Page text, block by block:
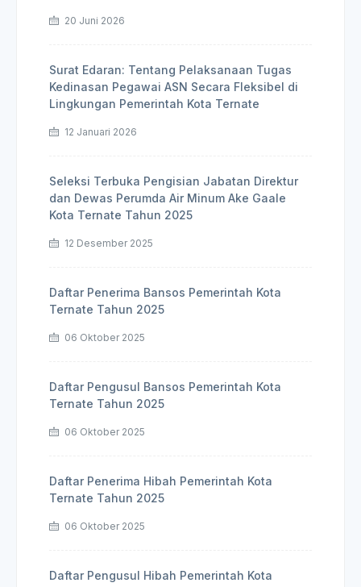
20 Juni 2026
Surat Edaran: Tentang Pelaksanaan Tugas
Kedinasan Pegawai ASN Secara Fleksibel di
Lingkungan Pemerintah Kota Ternate
12 Januari 2026
Seleksi Terbuka Pengisian Jabatan Direktur
dan Dewas Perumda Air Minum Ake Gaale
Kota Ternate Tahun 2025
12 Desember 2025
Daftar Penerima Bansos Pemerintah Kota
Ternate Tahun 2025
06 Oktober 2025
Daftar Pengusul Bansos Pemerintah Kota
Ternate Tahun 2025
06 Oktober 2025
Daftar Penerima Hibah Pemerintah Kota
Ternate Tahun 2025
06 Oktober 2025
Daftar Pengusul Hibah Pemerintah Kota